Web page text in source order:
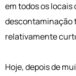
em todos os locais
descontaminação
relativamente
Hoje, depois de